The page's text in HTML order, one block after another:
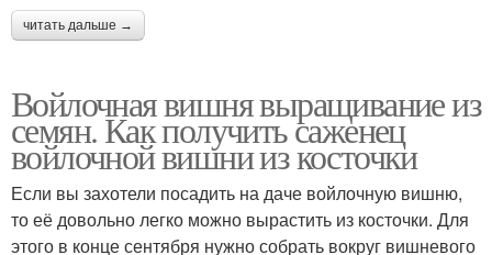
читать дальше →
Войлочная вишня выращивание из
семян. Как получить саженец
войлочной вишни из косточки
Если вы захотели посадить на даче войлочную вишню,
то её довольно легко можно вырастить из косточки. Для
этого в конце сентября нужно собрать вокруг вишневого